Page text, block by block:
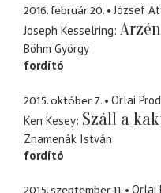
2016. február 20.
József
Joseph Kesselring
Böhm György
fordító
2015. október 7.
Orlai
Ken Kesey Száll a
Znamenák István
fordító
Orlai